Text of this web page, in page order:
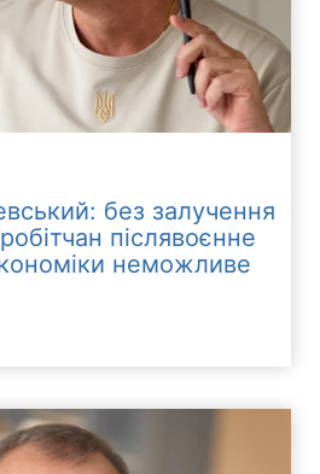
без залучення
післявоєнне
неможливе